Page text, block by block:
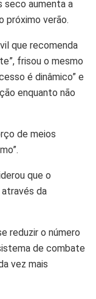
seco aumenta a
próximo verão.
que recomenda
frisou o mesmo
é dinâmico” e
enquanto não
de meios
que o
da
reduzir o número
de combate
vez mais